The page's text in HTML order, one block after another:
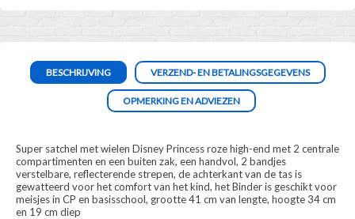
BESCHRIJVING VERZEND- EN BETALINGSGEGEVENS
OPMERKING EN ADVIEZEN
Super satchel met wielen Disney Princess roze high-end met 2 centrale
compartimenten en een buiten zak, een handvol, 2 bandjes
verstelbare, reflecterende strepen, de achterkant van de tas is
gewatteerd voor het comfort van het kind, het Binder is geschikt voor
meisjes in CP en basisschool, grootte 41 cm van lengte, hoogte 34 cm
en 19 cm diep